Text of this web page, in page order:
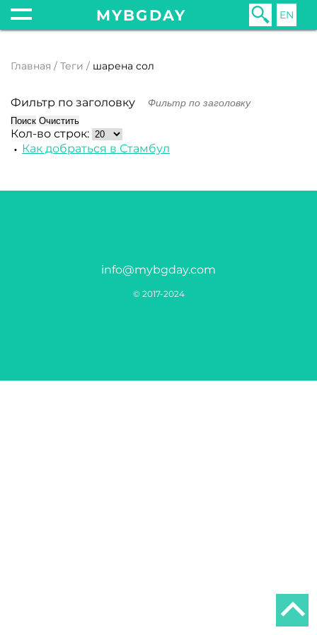
MYBGDAY EN
Главная Теги шарена сол
Фильтр по заголовку
Поиск Очистить
Кол-во строк:
Как добраться в Стамбул
info@mybgday.com
© 2017-2024